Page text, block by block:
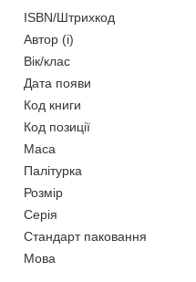
ISBN/Штрихкод
Автор (і)
Вік/клас
Дата появи
Код книги
Код позиції
Маса
Палітурка
Розмір
Серія
Стандарт паковання
Мова